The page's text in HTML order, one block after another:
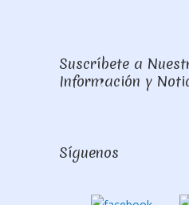
Suscríbete a
Información y
Síguenos